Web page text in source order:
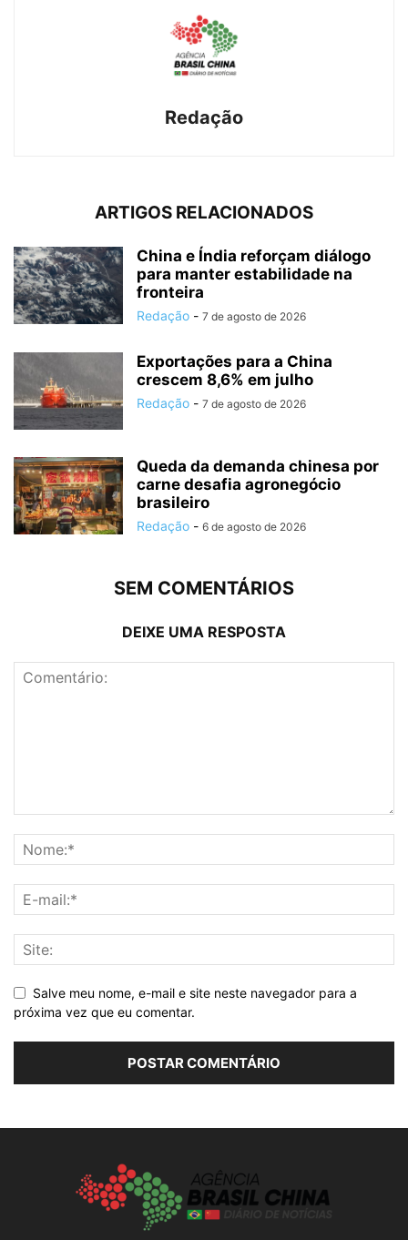
Redação
ARTIGOS RELACIONADOS
China e Índia reforçam diálogo
para manter estabilidade na
fronteira
Redação - 7 de agosto de 2026
Exportações para a China
crescem 8,6% em julho
Redação - 7 de agosto de 2026
Queda da demanda chinesa por
carne desafia agronegócio
brasileiro
Redação - 6 de agosto de 2026
SEM COMENTÁRIOS
DEIXE UMA RESPOSTA
Salve meu nome, e-mail e site neste navegador para a
próxima vez que eu comentar.